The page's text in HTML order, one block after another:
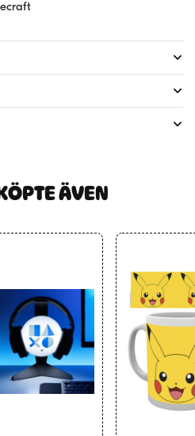
ÄVEN